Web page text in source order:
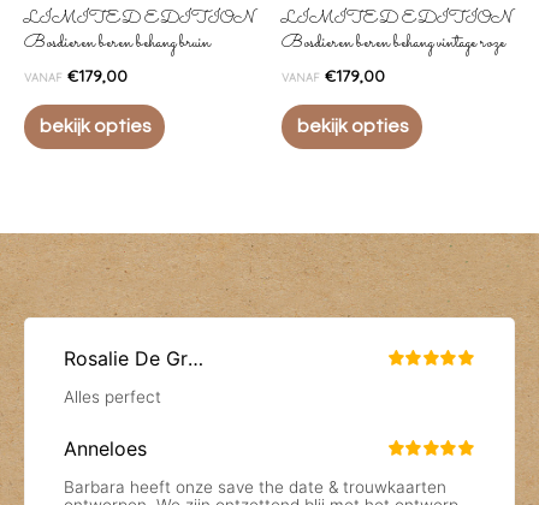
LIMITED EDITION
Bosdieren beren behang bruin
VANAF €179,00
bekijk opties
LIMITED EDITION
Bosdieren beren behang vintage roze
VANAF €179,00
bekijk opties